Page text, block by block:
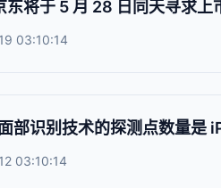
东将于 5 月 28 日同天寻求上
03:10:14
部识别技术的探测点数量是
03:10:14